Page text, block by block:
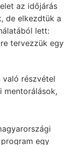
az időjárás
de elkezdtük a
lett:
tervezzük egy
részvétel
mentorálások,
egy